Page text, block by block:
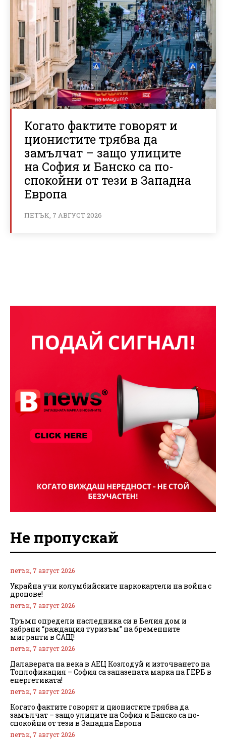
Когато фактите говорят и
ционистите трябва да
замълчат – защо улиците
на София и Банско са по-
спокойни от тези в Западна
Европа
ПЕТЪК, 7 АВГУСТ 2026
Не пропускай
петък, 7 август 2026
Украйна учи колумбийските наркокартели на война с
дронове!
петък, 7 август 2026
Тръмп определи наследника си в Белия дом и
забрани “раждащия туризъм” на бременните
мигранти в САЩ!
петък, 7 август 2026
Далаверата на века в АЕЦ Козлодуй и източването на
Топлофикация – София са запазената марка на ГЕРБ в
енергетиката!
петък, 7 август 2026
Когато фактите говорят и ционистите трябва да
замълчат – защо улиците на София и Банско са по-
спокойни от тези в Западна Европа
петък, 7 август 2026